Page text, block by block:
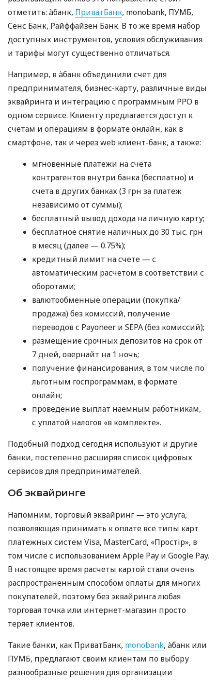
отметить: àбанк, ПриватБанк, monobank, ПУМБ,
Сенс Банк, Райффайзен Банк. В то же время набор
доступных инструментов, условия обслуживания
и тарифы могут существенно отличаться.
Например, в àбанк объединили счет для
предпринимателя, бизнес-карту, различные виды
эквайринга и интеграцию с программным РРО в
одном сервисе. Клиенту предлагается доступ к
счетам и операциям в формате онлайн, как в
смартфоне, так и через web клиент-банк, а также:
мгновенные платежи на счета
контрагентов внутри банка (бесплатно) и
счета в других банках (3 грн за платеж
независимо от суммы);
бесплатный вывод дохода на личную карту;
бесплатное снятие наличных до 30 тыс. грн
в месяц (далее — 0.75%);
кредитный лимит на счете — с
автоматическим расчетом в соответствии с
оборотами;
валютообменные операции (покупка/
продажа) без комиссий, получение
переводов с Payoneer и SEPA (без комиссий);
размещение срочных депозитов на срок от
7 дней, овернайт на 1 ночь;
получение финансирования, в том числе по
льготным госпрограммам, в формате
онлайн;
проведение выплат наемным работникам,
с уплатой налогов «в комплекте».
Подобный подход сегодня используют и другие
банки, постепенно расширяя список цифровых
сервисов для предпринимателей.
Об эквайринге
Напомним, торговый эквайринг — это услуга,
позволяющая принимать к оплате все типы карт
платежных систем Visa, MasterCard, «Простір», в
том числе с использованием Apple Pay и Google Pay.
В настоящее время расчеты картой стали очень
распространенным способом оплаты для многих
покупателей, поэтому без эквайринга любая
торговая точка или интернет-магазин просто
теряет клиентов.
Такие банки, как ПриватБанк, monobank, àбанк или
ПУМБ, предлагают своим клиентам по выбору
разнообразные решения для организации